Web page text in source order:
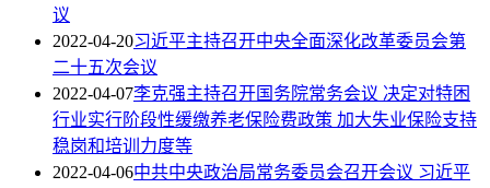
议
2022-04-20习近平主持召开中央全面深化改革委员会第
二十五次会议
2022-04-07李克强主持召开国务院常务会议 决定对特困
行业实行阶段性缓缴养老保险费政策 加大失业保险支持
稳岗和培训力度等
2022-04-06中共中央政治局常务委员会召开会议 习近平